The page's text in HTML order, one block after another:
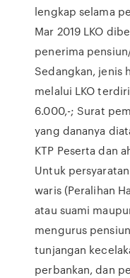
lengkap selama
Mar 2019 LKO
penerima
Sedangkan, jenis
melalui LKO
6.000,-; Surat
yang dananya
KTP Peserta dan
Untuk
waris (Peralihan
atau suami
mengurus
tunjangan
perbankan, dan